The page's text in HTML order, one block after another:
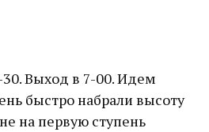
Выход в 7-00. Идем
быстро набрали высоту
на первую ступень